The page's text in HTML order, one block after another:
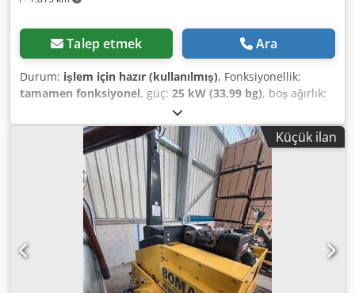
Talep etmek Ara
Durum: işlem için hazır (kullanılmış), Fonksiyonellik:
tamamen fonksiyonel, güç: 25 kW (33,99 bg), boş ağırlık:
, çalışma saatleri:
BOMAG BW120AD-4 Cjdozc Iyvepfx Aqvsrf Model yılı: 2007
Sayaç: 2.950 saat 25,2 kW Kubota 2.800 kg Satış fiyatı: 9.900
EUR net BOMAG BW100AD-4 Model yılı: 2005 Sayaç: 6.594
saat 25,2 kW Kubota 2.600 kg Satış fiyatı: 8.800 EUR net
Hamm HD 10 Model yılı: 2006 Sayaç: 4.356 saat 20,1 kW
Deutz 2.450 kg Satış fiyatı: 8.800 EUR net Hamm HD 10
Model yılı: 2006 Sayaç: 7.771 saat 20,1 kW Deutz 2.450 kg
Satış fiyatı: 8.800 EUR net Uygun fiyatlı teslimat da
mümkündür!
Küçük ilan